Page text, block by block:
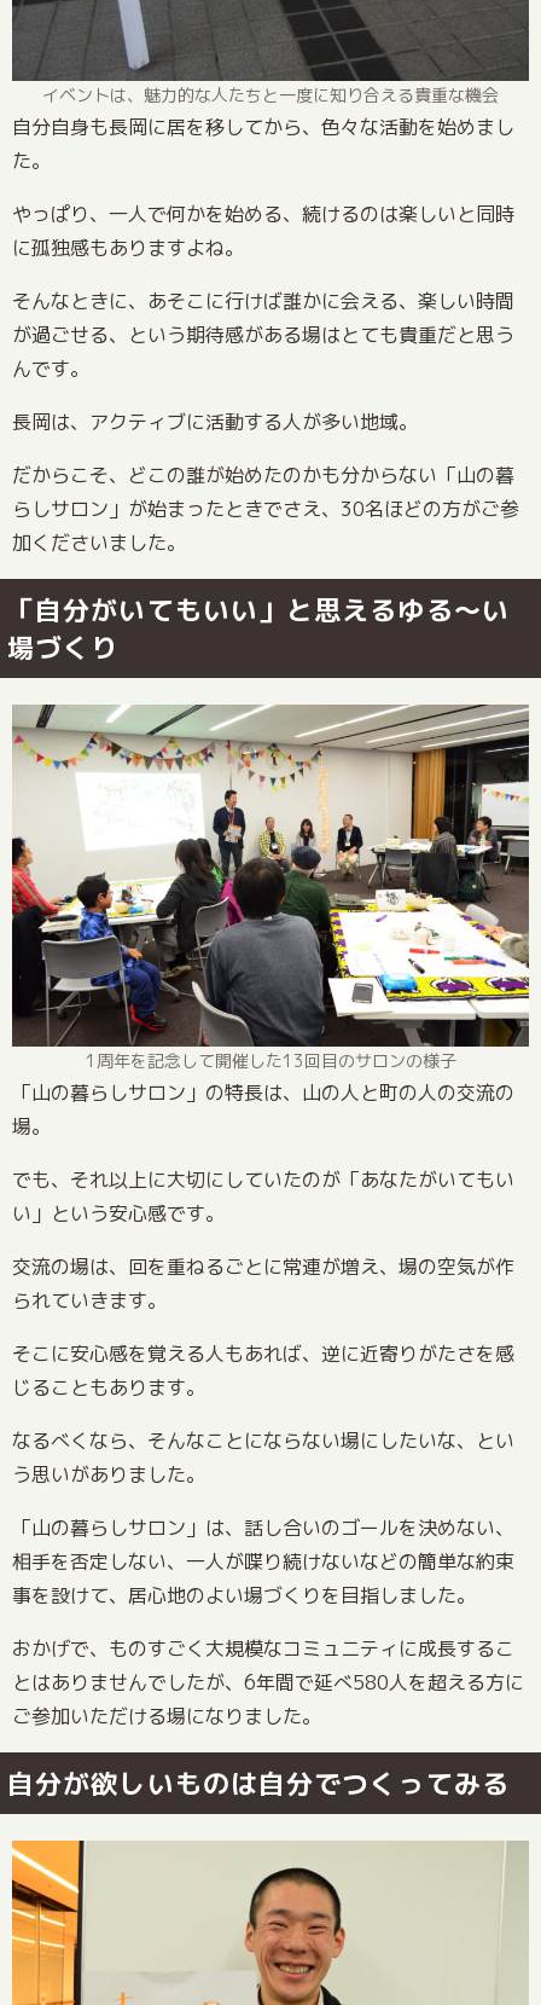
イベントは、魅力的な人たちと一度に知り合える貴重な機会
自分自身も長岡に居を移してから、色々な活動を始めまし
た。
やっぱり、一人で何かを始める、続けるのは楽しいと同時
に孤独感もありますよね。
そんなときに、あそこに行けば誰かに会える、楽しい時間
が過ごせる、という期待感がある場はとても貴重だと思う
んです。
長岡は、アクティブに活動する人が多い地域。
だからこそ、どこの誰が始めたのかも分からない「山の暮
らしサロン」が始まったときでさえ、30名ほどの方がご参
加くださいました。
「自分がいてもいい」と思えるゆる～い
場づくり
1周年を記念して開催した13回目のサロンの様子
「山の暮らしサロン」の特長は、山の人と町の人の交流の
場。
でも、それ以上に大切にしていたのが「あなたがいてもい
い」という安心感です。
交流の場は、回を重ねるごとに常連が増え、場の空気が作
られていきます。
そこに安心感を覚える人もあれば、逆に近寄りがたさを感
じることもあります。
なるべくなら、そんなことにならない場にしたいな、とい
う思いがありました。
「山の暮らしサロン」は、話し合いのゴールを決めない、
相手を否定しない、一人が喋り続けないなどの簡単な約束
事を設けて、居心地のよい場づくりを目指しました。
おかげで、ものすごく大規模なコミュニティに成長するこ
とはありませんでしたが、6年間で延べ580人を超える方に
ご参加いただける場になりました。
自分が欲しいものは自分でつくってみる